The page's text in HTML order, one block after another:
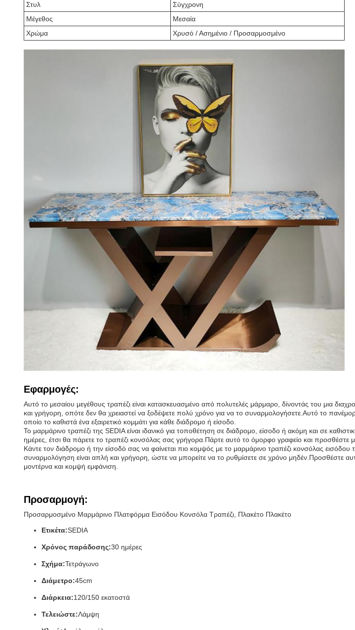
Στυλ
Σύγχρονη
Μέγεθος
Μεσαία
Χρώμα
Χρυσό / Ασημένιο / Προσαρμοσμένο
Εφαρμογές:
Αυτό το μεσαίου μεγέθους τραπέζι είναι κατασκευασμένο από πολυτελές μάρμαρο, δίνοντάς του μια
και γρήγορη, οπότε δεν θα χρειαστεί να ξοδέψετε πολύ χρόνο για να το συναρμολογήσετε.Αυτό το
οποίο το καθιστά ένα εξαιρετικό κομμάτι για κάθε διάδρομο ή είσοδο.
Το μαρμάρινο τραπέζι της SEDIA είναι ιδανικό για τοποθέτηση σε διάδρομο, είσοδο ή ακόμη και σε
ημέρες, έτσι θα πάρετε το τραπέζι κονσόλας σας γρήγορα.Πάρτε αυτό το όμορφο γραφείο και προσθέστε
Κάντε τον διάδρομο ή την είσοδό σας να φαίνεται πιο κομψός με το μαρμάρινο τραπέζι κονσόλας
συναρμολόγηση είναι απλή και γρήγορη, ώστε να μπορείτε να το ρυθμίσετε σε χρόνο μηδέν.Προσθέστε
μοντέρνα και κομψή εμφάνιση.
Προσαρμογή:
Προσαρμοσμένο Μαρμάρινο Πλατφόρμα Εισόδου Κονσόλα Τραπέζι, Πλακέτο Πλακέτο
Ετικέτα:SEDIA
Χρόνος παράδοσης:30 ημέρες
Σχήμα:Τετράγωνο
Διάμετρο:45cm
Διάρκεια:120/150 εκατοστά
Τελειώστε:Λάμψη